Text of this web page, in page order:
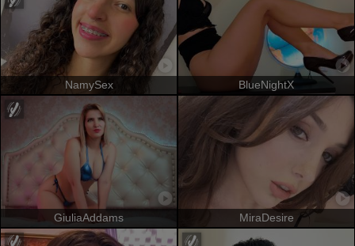
NamySex BlueNightX
GiuliaAddams MiraDesire